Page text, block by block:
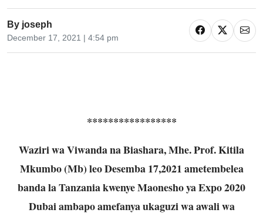
By joseph
December 17, 2021 | 4:54 pm
*****************
Waziri wa Viwanda na Biashara, Mhe. Prof. Kitila
Mkumbo (Mb) leo Desemba 17,2021 ametembelea
banda la Tanzania kwenye Maonesho ya Expo 2020
Dubai ambapo amefanya ukaguzi wa awali wa